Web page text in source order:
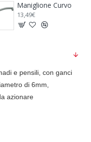
Maniglia per Pensili
9,99€
e pensili, con ganci
di 6mm,
azionare